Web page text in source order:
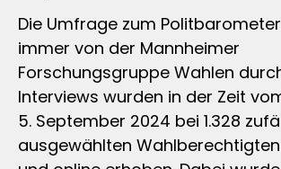
Die Umfrage zum
immer von der Mannheimer
Forschungsgruppe Wahlen
Interviews wurden in der Zeit
5. September 2024 bei 1.328
ausgewählten